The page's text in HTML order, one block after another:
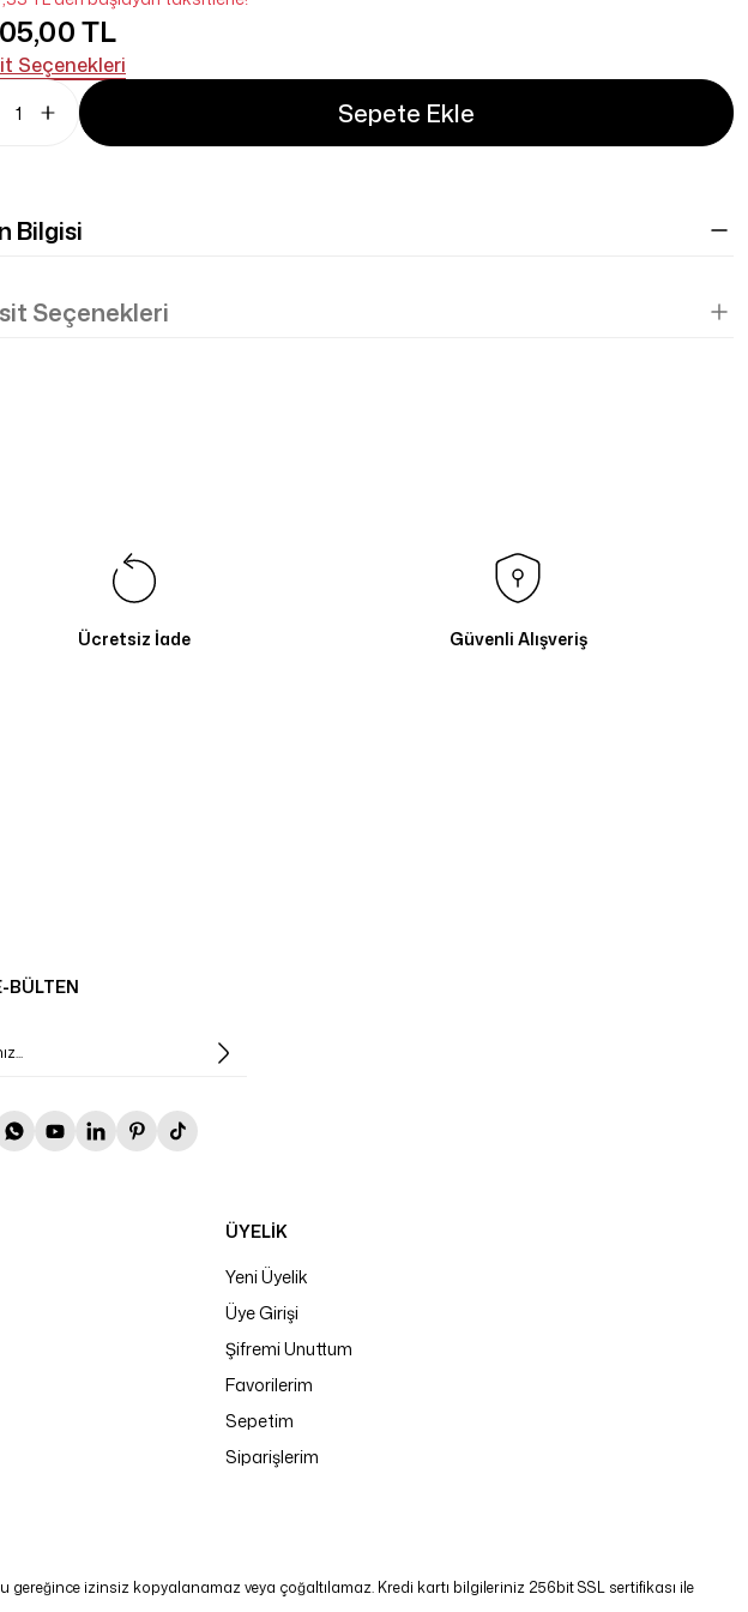
TL
Seçenekleri
Sepete Ekle
Bilgisi
Seçenekleri
Ücretsiz İade Güvenli Alışveriş
BÜLTEN
ÜYELİK
Yeni Üyelik
Üye Girişi
Şifremi Unuttum
Favorilerim
Sepetim
Siparişlerim
izinsiz kopyalanamaz veya çoğaltılamaz. Kredi kartı bilgileriniz 256bit SSL sertifikası ile